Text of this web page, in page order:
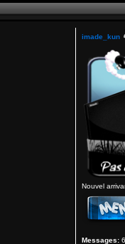
imade_kun
Nouvel
Messages: 6